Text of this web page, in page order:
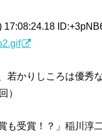
17:08:24.18
若かりしころは優秀
）
も受賞！？」稲川